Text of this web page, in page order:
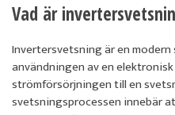
Vad är
Invertersvetsning är en
användningen av en
strömförsörjningen till en
svetsningsprocessen innebär